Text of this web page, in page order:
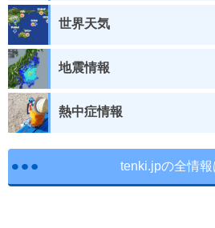
世界天気
地震情報
熱中症情報
tenki.jpの全情報